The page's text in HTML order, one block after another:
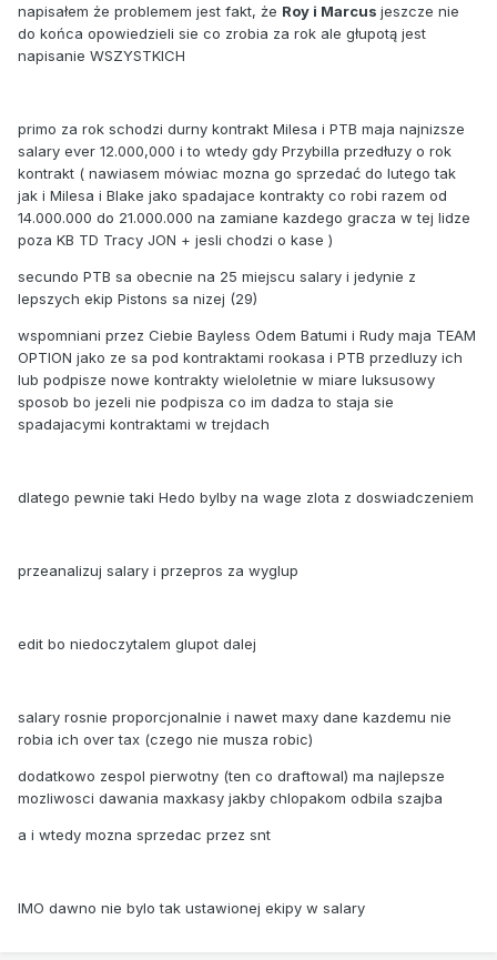
napisałem że problemem jest fakt, że Roy i Marcus jeszcze nie
do końca opowiedzieli sie co zrobia za rok ale głupotą jest
napisanie WSZYSTKICH
primo za rok schodzi durny kontrakt Milesa i PTB maja najnizsze
salary ever 12.000,000 i to wtedy gdy Przybilla przedłuzy o rok
kontrakt ( nawiasem mówiac mozna go sprzedać do lutego tak
jak i Milesa i Blake jako spadajace kontrakty co robi razem od
14.000.000 do 21.000.000 na zamiane kazdego gracza w tej lidze
poza KB TD Tracy JON + jesli chodzi o kase )
secundo PTB sa obecnie na 25 miejscu salary i jedynie z
lepszych ekip Pistons sa nizej (29)
wspomniani przez Ciebie Bayless Odem Batumi i Rudy maja TEAM
OPTION jako ze sa pod kontraktami rookasa i PTB przedluzy ich
lub podpisze nowe kontrakty wieloletnie w miare luksusowy
sposob bo jezeli nie podpisza co im dadza to staja sie
spadajacymi kontraktami w trejdach
dlatego pewnie taki Hedo bylby na wage zlota z doswiadczeniem
przeanalizuj salary i przepros za wyglup
edit bo niedoczytalem glupot dalej
salary rosnie proporcjonalnie i nawet maxy dane kazdemu nie
robia ich over tax (czego nie musza robic)
dodatkowo zespol pierwotny (ten co draftowal) ma najlepsze
mozliwosci dawania maxkasy jakby chlopakom odbila szajba
a i wtedy mozna sprzedac przez snt
IMO dawno nie bylo tak ustawionej ekipy w salary